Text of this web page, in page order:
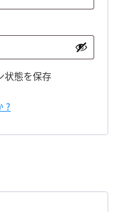
状態を保存
?